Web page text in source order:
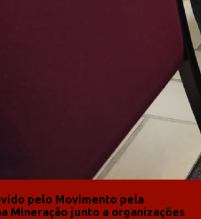
pelo Movimento pela
Mineração junto a organizações